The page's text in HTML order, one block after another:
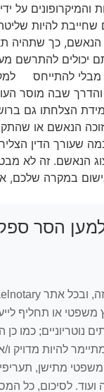
על
להיות
כך שתהיה
יכולים להתרשם
להתייחס
והדרך שבה מוסר
הצלחתו גם
זוכה הנאשם או
שעורך הדין הצליח
הנאשם. זה לא
במקרה שלכם,
הסר
משפטי או תחליף
נוטריוניים; כמו כן
להיות מדויק ו/
מתישן, תעריפי
לסיכום, כל